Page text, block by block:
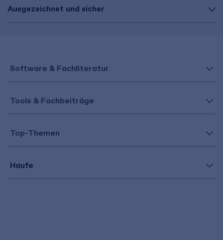
Ausgezeichnet und sicher
Software & Fachliteratur
Tools & Fachbeiträge
Top-Themen
Haufe